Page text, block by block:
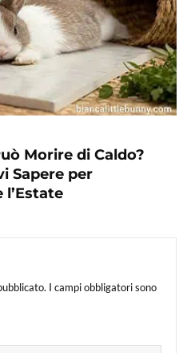
Morire di Caldo?
Sapere per
I campi obbligatori sono